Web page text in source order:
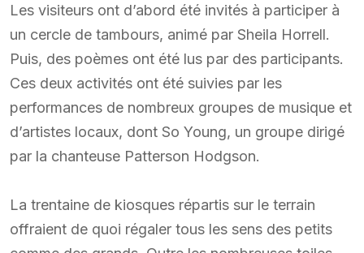
Les visiteurs ont d’abord été invités à participer à
un cercle de tambours, animé par Sheila Horrell.
Puis, des poèmes ont été lus par des participants.
Ces deux activités ont été suivies par les
performances de nombreux groupes de musique et
d’artistes locaux, dont So Young, un groupe dirigé
par la chanteuse Patterson Hodgson.
La trentaine de kiosques répartis sur le terrain
offraient de quoi régaler tous les sens des petits